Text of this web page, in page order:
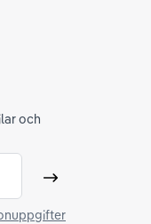
och
Skicka